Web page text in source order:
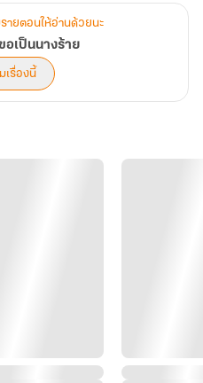
ายตอนให้อ่านด้วยนะ
อเป็นนางร้าย
เรื่องนี้